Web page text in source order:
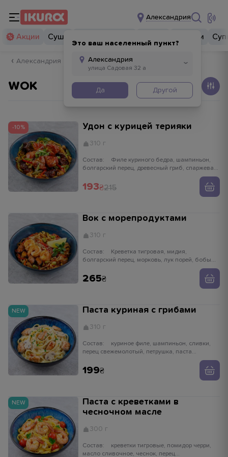
Александрия
Это ваш населенный пункт?
Да Другой
Акции Суши Закуски
Александрия
WOK
-10% Удон с курицей терияки
310 г
Состав:
болгарский перец, древесный гриб, спаржевая
фасоль, лук порей, лапша удон, соус терияки,
лук зеленый, кунжут
193 215
Вок с морепродуктами
310 г
Состав:
болгарский перец, морковь, лук порей, бобы
устричный соус, кунжут белый, лапша рисовая
265
NEW Паста куриная с грибами
310 г
Состав:
перец свежемолотый, петрушка, паста
199
NEW
Паста с креветками в
чесночном масле
300 г
Состав:
масло сливочное, чеснок, перец